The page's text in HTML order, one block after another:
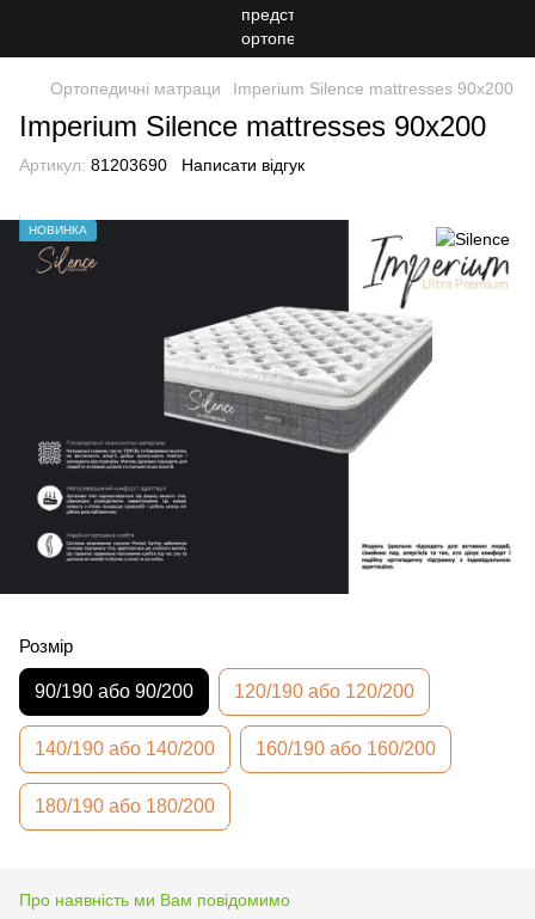
Ортопедичні матраци Imperium Silence mattresses 90х200
Imperium Silence mattresses 90х200
Артикул: 81203690 Написати відгук
НОВИНКА
Розмір
90/190 або 90/200 120/190 або 120/200
140/190 або 140/200 160/190 або 160/200
180/190 або 180/200
Про наявність ми Вам повідомимо